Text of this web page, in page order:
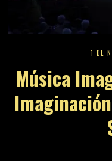
1 DE
Música